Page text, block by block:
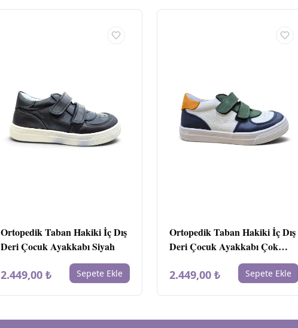
Ortopedik Taban Hakiki İç Dış
Deri Çocuk Ayakkabı Siyah
2.449,00 ₺ Sepete Ekle
Ortopedik Taban Hakiki İç Dış
Deri Çocuk Ayakkabı Çok
2.449,00 ₺ Sepete Ekle